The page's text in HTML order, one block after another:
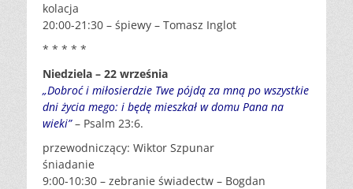
kolacja
20:00-21:30 – śpiewy – Tomasz Inglot
* * * * *
Niedziela – 22 września
„Dobroć i miłosierdzie Twe pójdą za mną po wszystkie
dni życia mego: i będę mieszkał w domu Pana na
wieki” – Psalm 23:6.
przewodniczący: Wiktor Szpunar
śniadanie
9:00-10:30 – zebranie świadectw – Bogdan